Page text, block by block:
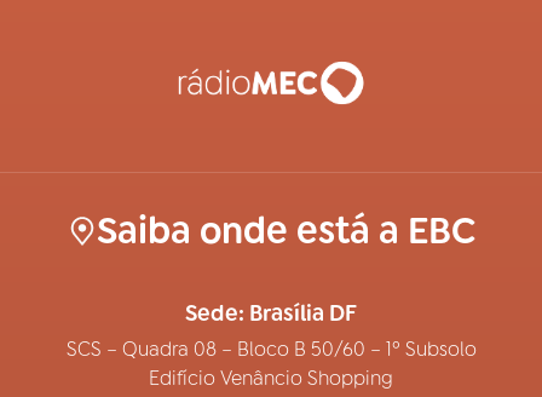
Saiba onde está a EBC
Sede: Brasília DF
SCS – Quadra 08 – Bloco B 50/60 – 1º Subsolo
Edifício Venâncio Shopping